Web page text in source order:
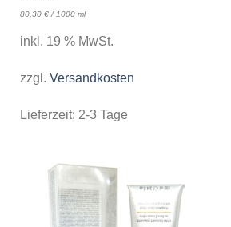
80,30 €/ 1000 ml
inkl. 19 % MwSt.
zzgl. Versandkosten
Lieferzeit: 2-3 Tage